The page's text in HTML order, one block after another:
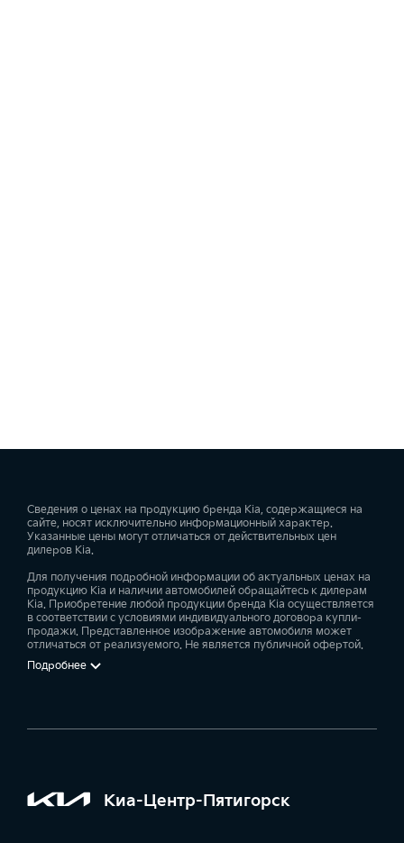
Сведения о ценах на продукцию бренда Kia, содержащиеся на
сайте, носят исключительно информационный характер.
Указанные цены могут отличаться от действительных цен
дилеров Kia.
Для получения подробной информации об актуальных ценах на
продукцию Kia и наличии автомобилей обращайтесь к дилерам
Kia. Приобретение любой продукции бренда Kia осуществляется
в соответствии с условиями индивидуального договора купли-
продажи. Представленное изображение автомобиля может
отличаться от реализуемого. Не является публичной офертой.
Подробнее
Киа-Центр-Пятигорск